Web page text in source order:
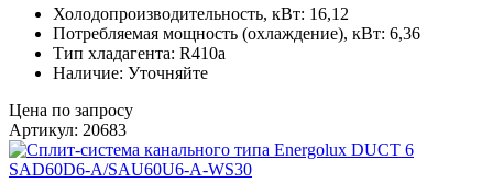
Холодопроизводительность, кВт: 16,12
Потребляемая мощность (охлаждение), кВт: 6,36
Тип хладагента: R410a
Наличие: Уточняйте
Цена по запросу
Артикул: 20683